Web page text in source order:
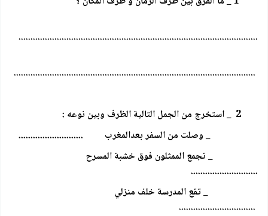
....................................................................................................
.....................................................................................................
_ وصلت من السفر بعدالمغرب ...........................
_ تجمع الممثلون فوق خشبة المسرح
............................
_ تقع المدرسة خلف منزلي
................................